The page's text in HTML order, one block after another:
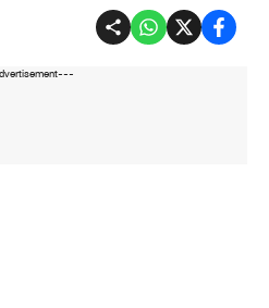
---Advertisement---